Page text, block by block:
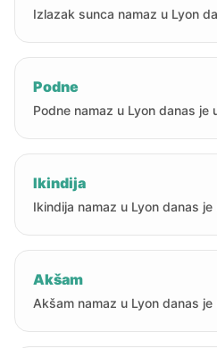
Izlazak sunca namaz u Lyon
Podne
Podne namaz u Lyon danas je
Ikindija
Ikindija namaz u Lyon danas je
Akšam
Akšam namaz u Lyon danas je